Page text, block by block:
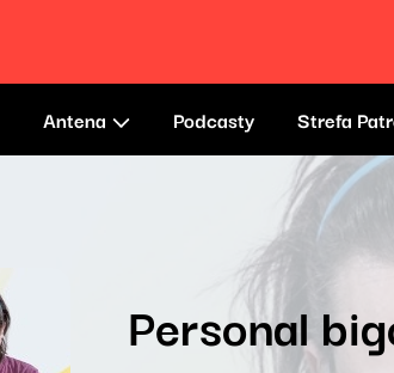
Antena Podcasty Strefa
Personal